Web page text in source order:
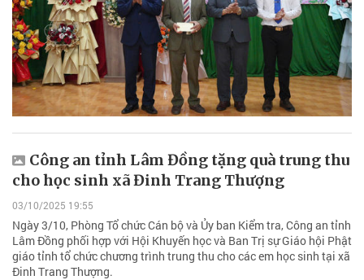
Công an tỉnh Lâm Đồng tặng quà trung thu
cho học sinh xã Đinh Trang Thượng
03/10/2025 19:55
Ngày 3/10, Phòng Tổ chức Cán bộ và Ủy ban Kiểm tra, Công an tỉnh
Lâm Đồng phối hợp với Hội Khuyến học và Ban Trị sự Giáo hội Phật
giáo tỉnh tổ chức chương trình trung thu cho các em học sinh tại xã
Đinh Trang Thượng.